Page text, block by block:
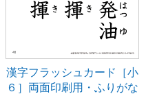
漢字フラッシュカード［小
６］両面印刷用・ふりがな